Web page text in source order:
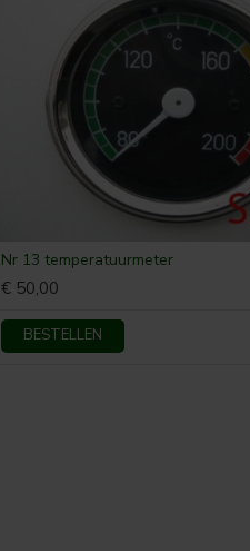
Nr 13 temperatuurmeter
€ 50,00
BESTELLEN